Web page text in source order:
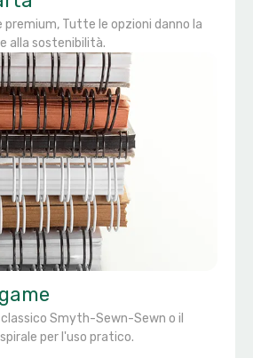
Tutte le opzioni danno la
alla sostenibilità.
Smyth-Sewn-Sewn o il
per l'uso pratico.